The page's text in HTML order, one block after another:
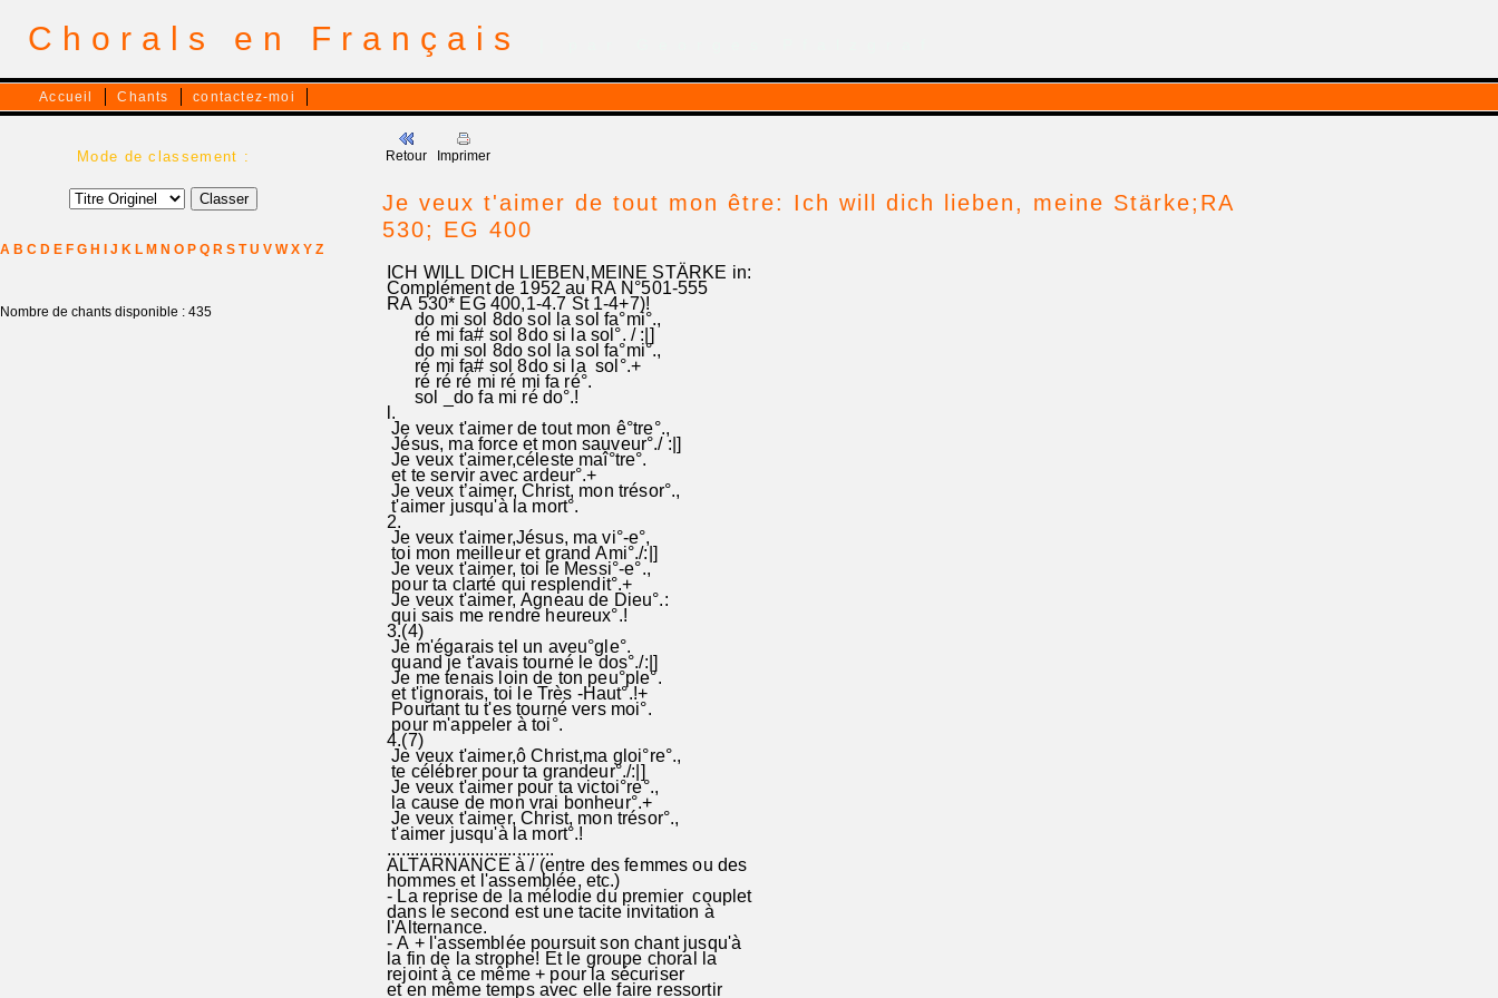
Chorals en Français
Accueil Chants contactez-moi
Mode de classement :
A B C D E F G H J K L M N O P Q R S T U V W X Y Z
Nombre de chants disponible : 435
Retour Imprimer
Je veux t'aimer de tout mon être: Ich will dich lieben, meine Stärke;RA
530; EG 400
ICH WILL DICH LIEBEN,MEINE STÄRKE in:
Complément de 1952 au RA N°501-555
RA 530* EG 400,1-4.7 St 1-4+7)!
do mi sol 8do sol la sol fa°mi°.,
ré mi fa# sol 8do si la sol°. / :|]
do mi sol 8do sol la sol fa°mi°.,
ré mi fa# sol 8do si la sol°.+
ré ré ré mi ré mi fa ré°.
sol _do fa mi ré do°.!
l.
Je veux t'aimer de tout mon ê°tre°.,
Jésus, ma force et mon sauveur°./ :|]
Je veux t'aimer,céleste maî°tre°.
et te servir avec ardeur°.+
Je veux t’aimer, Christ, mon trésor°.,
t'aimer jusqu'à la mort°.
2.
Je veux t'aimer,Jésus, ma vi°-e°,
toi mon meilleur et grand Ami°./:|]
Je veux t'aimer, toi le Messi°-e°.,
pour ta clarté qui resplendit°.+
Je veux t'aimer, Agneau de Dieu°.:
qui sais me rendre heureux°.!
3.(4)
Je m'égarais tel un aveu°gle°.
quand je t'avais tourné le dos°./:|]
Je me tenais loin de ton peu°ple°.
et t'ignorais, toi le Très -Haut°.!+
Pourtant tu t'es tourné vers moi°.
pour m'appeler à toi°.
4.(7)
Je veux t'aimer,ô Christ,ma gloi°re°.,
te célébrer pour ta grandeur°./:|]
Je veux t'aimer pour ta victoi°re°.,
la cause de mon vrai bonheur°.+
Je veux t'aimer, Christ, mon trésor°.,
t'aimer jusqu'à la mort°.!
....................................
ALTARNANCE à / (entre des femmes ou des
hommes et l'assemblée, etc.)
- La reprise de la mélodie du premier couplet
dans le second est une tacite invitation à
l'Alternance.
- A + l'assemblée poursuit son chant jusqu'à
la fin de la strophe! Et le groupe choral la
rejoint à ce même + pour la sécuriser
et en même temps avec elle faire ressortir